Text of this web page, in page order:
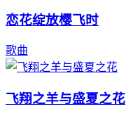
恋花绽放樱飞时
歌曲
飞翔之羊与盛夏之花